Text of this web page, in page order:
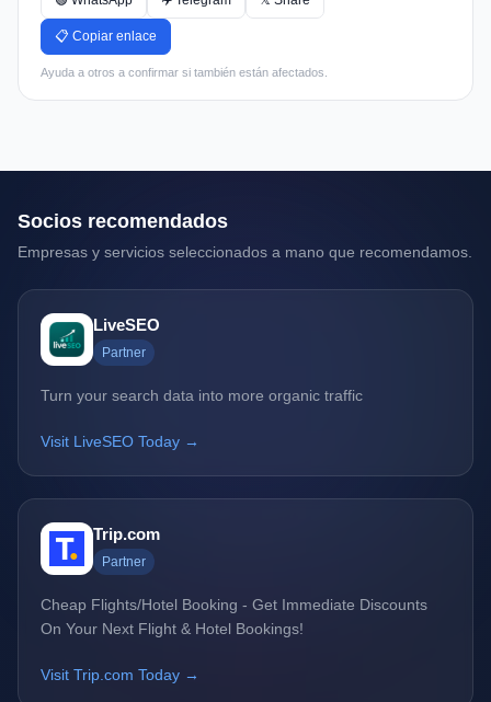
📋 Copiar enlace
Ayuda a otros a confirmar si también están afectados.
Socios recomendados
Empresas y servicios seleccionados a mano que recomendamos.
LiveSEO
Partner
Turn your search data into more organic traffic
Visit LiveSEO Today →
Trip.com
Partner
Cheap Flights/Hotel Booking - Get Immediate Discounts
On Your Next Flight & Hotel Bookings!
Visit Trip.com Today →